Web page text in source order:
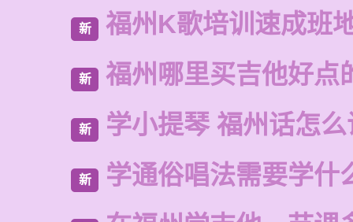
新 福州K歌培训速成班
新 福州哪里买吉他好点
新 学小提琴 福州话怎
新 学通俗唱法需要学什